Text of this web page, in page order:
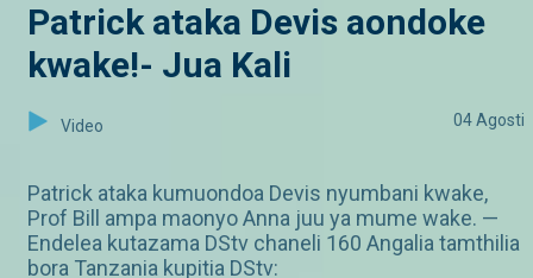
Patrick ataka Devis aondoke
kwake!- Jua Kali
Video 04 Agosti
Patrick ataka kumuondoa Devis nyumbani kwake,
Prof Bill ampa maonyo Anna juu ya mume wake. —
Endelea kutazama DStv chaneli 160 Angalia tamthilia
bora Tanzania kupitia DStv: